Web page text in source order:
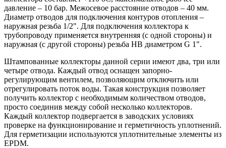
давление – 10 бар. Межосевое расстояние отводов – 40 мм.
Диаметр отводов для подключения контуров отопления –
наружная резьба 1/2". Для подключения коллектора к
трубопроводу применяется внутренняя (с одной стороны) и
наружная (с другой стороны) резьба HB диаметром G 1".
Штампованные коллекторы данной серии имеют два, три или
четыре отвода. Каждый отвод оснащен запорно-
регулирующим вентилем, позволяющим отключить или
отрегулировать поток воды. Такая конструкция позволяет
получить коллектор с необходимым количеством отводов,
просто соединив между собой несколько коллекторов.
Каждый коллектор подвергается в заводских условиях
проверке на функционирование и герметичность уплотнений.
Для герметизации используются уплотнительные элементы из
EPDM.